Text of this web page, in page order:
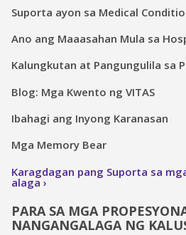
Suporta ayon sa Medical
Ano ang Maaasahan Mula sa
Kalungkutan at Pangungulila sa
Blog: Mga Kwento ng VITAS
Ibahagi ang Inyong Karanasan
Mga Memory Bear
Karagdagan pang Suporta sa
alaga
PARA SA MGA
NANGANGALAGA NG